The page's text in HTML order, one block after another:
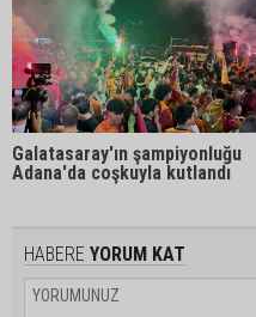
Galatasaray'ın şampiyonluğu
Adana'da coşkuyla kutlandı
HABERE YORUM KAT